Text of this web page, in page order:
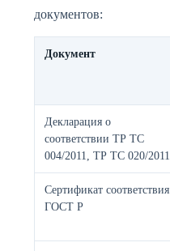
документов:
Документ
Декларация о
соответствии ТР ТС
004/2011, ТР ТС 020/2011
Сертификат соответствия
ГОСТ Р